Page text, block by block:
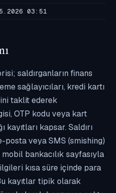
03:51
saldırganların finans
sağlayıcıları, kredi kartı
taklit ederek
OTP kodu veya kart
kayıtları kapsar. Saldırı
veya SMS (smishing)
bankacılık sayfasıyla
kısa süre içinde para
kayıtlar tipik olarak